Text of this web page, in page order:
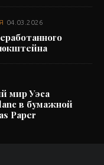
04.03.2026
мир Уэса
в бумажной
Paper